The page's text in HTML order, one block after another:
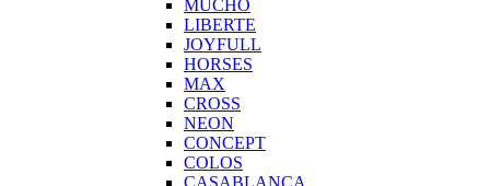
MUCHO
LIBERTE
JOYFULL
HORSES
MAX
CROSS
NEON
CONCEPT
COLOS
CASABLANCA